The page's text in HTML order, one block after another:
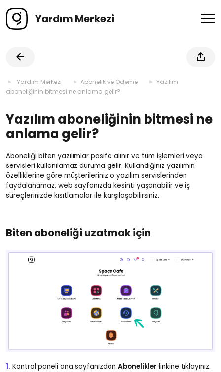
Yardım Merkezi
Yardım Merkezi Abonelik ve Ödeme
Yazılım
aboneliğinin bitmesi ne anlama gelir?
Yazılım aboneliğinin bitmesi ne
anlama gelir?
Aboneliği biten yazılımlar pasife alınır ve tüm işlemleri veya
servisleri kullanılamaz duruma gelir. Kullandığınız yazılımın
özelliklerine göre müşterileriniz o yazılım servislerinden
faydalanamaz, web sayfanızda kesinti yaşanabilir ve iş
süreçlerinizde kısıtlamalar ile karşılaşabilirsiniz.
Biten aboneliği uzatmak için
1. Kontrol paneli ana sayfanızdan Abonelikler linkine tıklayınız.